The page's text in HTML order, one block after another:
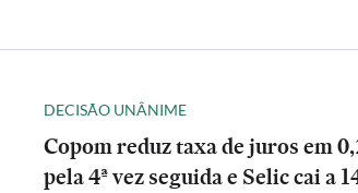
DECISÃO UNÂNIME
Copom reduz taxa de juros em
pela 4ª vez seguida e Selic cai a